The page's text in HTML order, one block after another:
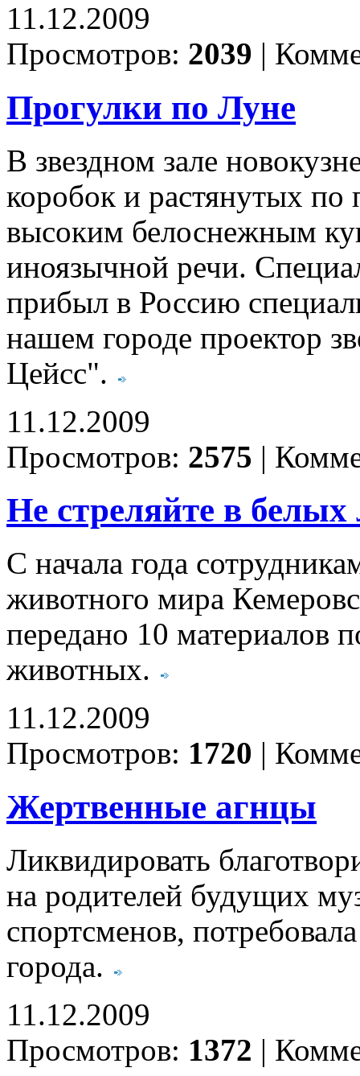
11.12.2009
Просмотров: 2039 |
Прогулки по Луне
В звездном зале
коробок и растянутых по
высоким белоснежным
иноязычной речи.
прибыл в Россию
нашем городе проектор
Цейсс".
11.12.2009
Просмотров: 2575 |
Не стреляйте в белых
С начала года
животного мира
передано 10 материалов
животных.
11.12.2009
Просмотров: 1720 |
Жертвенные агнцы
Ликвидировать
на родителей будущих
спортсменов,
города.
11.12.2009
Просмотров: 1372 |